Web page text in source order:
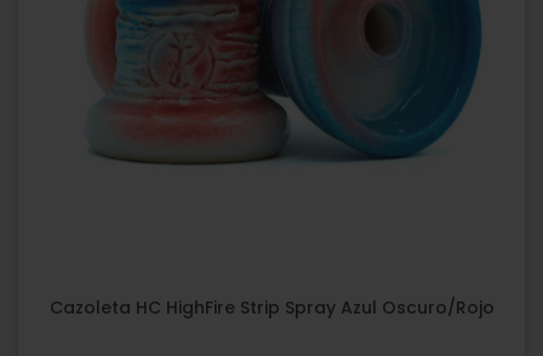
Cazoleta HC HighFire Strip Spray Azul Oscuro/Rojo